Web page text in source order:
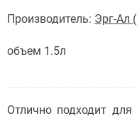
Производитель: Эрг-Ал
объем 1.5л
Отлично подходит для